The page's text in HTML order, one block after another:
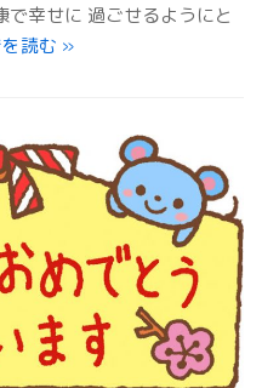
で幸せに 過ごせるようにと
読む »